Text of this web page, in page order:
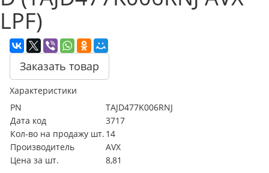
LPF)
Заказать товар
Характеристики
PN
TAJD477K006RNJ
Дата код
3717
Кол-во на продажу шт. 14
Производитель
AVX
Цена за шт.
8,81